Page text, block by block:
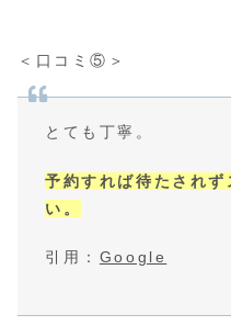
＜口コミ⑤＞
とても丁寧。
予約すれば待たされ
い。
引用： Google